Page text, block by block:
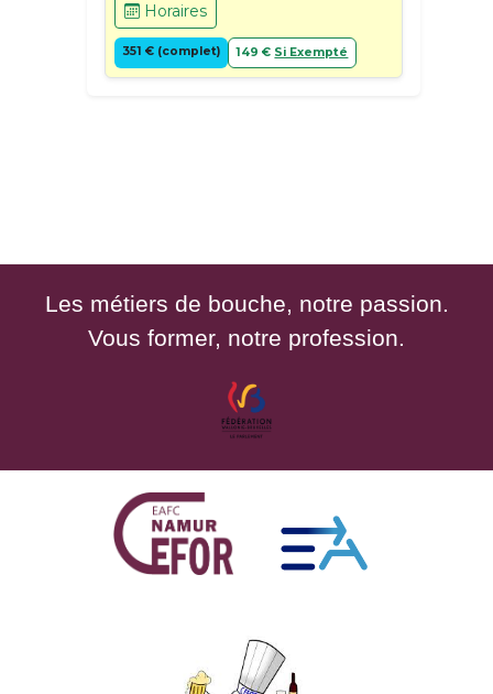
Horaires
351 € (complet) 149 € Si Exempté
Les métiers de bouche, notre passion.
Vous former, notre profession.